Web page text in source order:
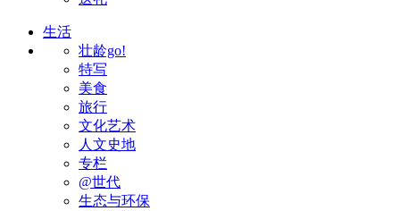
生活
壮龄go!
特写
美食
旅行
文化艺术
人文史地
专栏
@世代
生态与环保